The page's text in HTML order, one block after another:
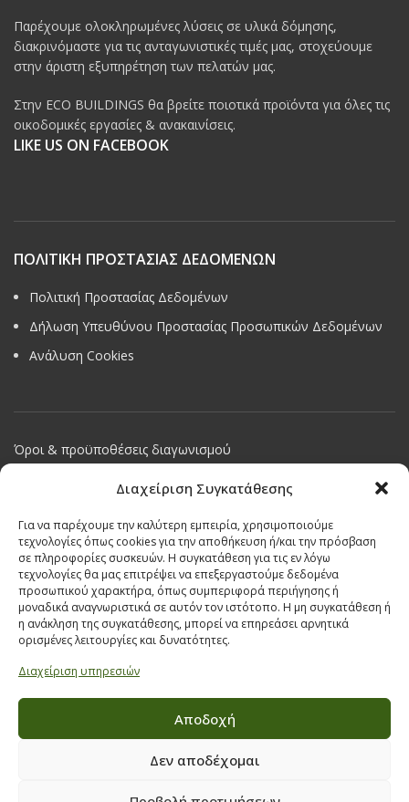
Διαχείριση Συγκατάθεσης
Για να παρέχουμε την καλύτερη εμπειρία, χρησιμοποιούμε
τεχνολογίες όπως cookies για την αποθήκευση ή/και την πρόσβαση
σε πληροφορίες συσκευών. Η συγκατάθεση για τις εν λόγω
τεχνολογίες θα μας επιτρέψει να επεξεργαστούμε δεδομένα
προσωπικού χαρακτήρα, όπως συμπεριφορά περιήγησης ή
μοναδικά αναγνωριστικά σε αυτόν τον ιστότοπο. Η μη συγκατάθεση ή
η ανάκληση της συγκατάθεσης, μπορεί να επηρεάσει αρνητικά
ορισμένες λειτουργίες και δυνατότητες.
Διαχείριση υπηρεσιών
Αποδοχή
Δεν αποδέχομαι
Παρέχουμε ολοκληρωμένες λύσεις σε υλικά δόμησης,
διακρινόμαστε για τις ανταγωνιστικές τιμές μας, στοχεύουμε
στην άριστη εξυπηρέτηση των πελατών μας.
Στην ECO BUILDINGS θα βρείτε ποιοτικά προϊόντα για όλες τις
οικοδομικές εργασίες & ανακαινίσεις.
LIKE US ON FACEBOOK
ΠΟΛΙΤΙΚΗ ΠΡΟΣΤΑΣΙΑΣ ΔΕΔΟΜΕΝΩΝ
Πολιτική Προστασίας Δεδομένων
Δήλωση Υπευθύνου Προστασίας Προσωπικών Δεδομένων
Ανάλυση Cookies
Όροι & προϋποθέσεις διαγωνισμού
ΣΤΟΙΧΕΙΑ ΕΠΙΚΟΙΝΩΝΙΑΣ
Θεσσαλονίκη, ΤΚ 542 50
Τηλ:231 030 9709,231 035 1630
Email:info@ecobuildings.gr
Email:eshop@ecobuildings.gr
ΟΡΟΙ ΧΡΗΣΗΣ
ΠΟΛΙΤΙΚΗ ΑΠΟΡΡΗΤΟΥ
ΒΡΕΙΤΕ ΜΑΣ ΣΤΟ ΧΑΡΤΗ